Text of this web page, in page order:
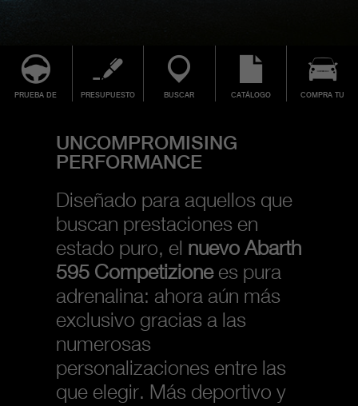
PRUEBA DE PRESUPUESTO BUSCAR CATÁLOGO COMPRA TU
UNCOMPROMISING
PERFORMANCE
Diseñado para aquellos que
buscan prestaciones en
estado puro, el nuevo Abarth
595 Competizionees pura
adrenalina: ahora aún más
exclusivo gracias a las
numerosas
personalizaciones entre las
que elegir. Más deportivo y